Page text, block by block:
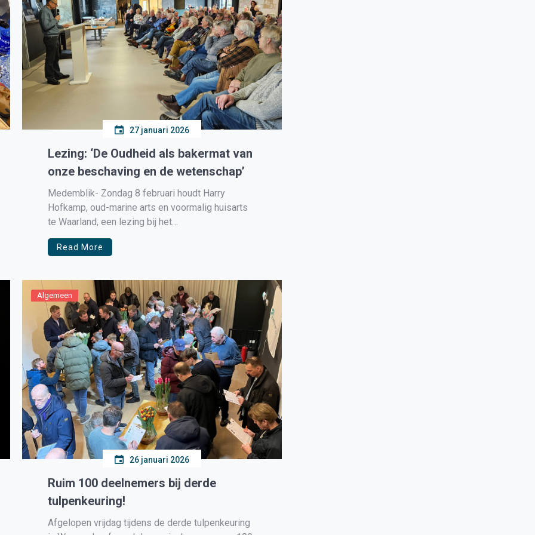
27 januari 2026
Lezing: ‘De Oudheid als bakermat van
onze beschaving en de wetenschap’
Medemblik- Zondag 8 februari houdt Harry
Hofkamp, oud-marine arts en voormalig huisarts
te Waarland, een lezing bij het
Stoommachinemuseum in Medemblik over zijn
grote passie: Klassieke cultuur. Na zijn pensioen
podcasts over de oude Grieken en Romeinen die
tot zijn eigen verbazing […]
Read More
Algemeen
26 januari 2026
Ruim 100 deelnemers bij derde
tulpenkeuring!
Afgelopen vrijdag tijdens de derde tulpenkeuring